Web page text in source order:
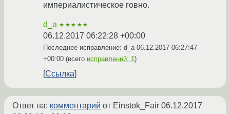
империалистическое говно.
d_a ★★★★★
06.12.2017 06:22:28 +00:00
Последнее исправление: d_a 06.12.2017 06:27:47
+00:00 (всего исправлений: 1)
Ссылка
Ответ на: комментарий от Einstok_Fair 06.12.2017